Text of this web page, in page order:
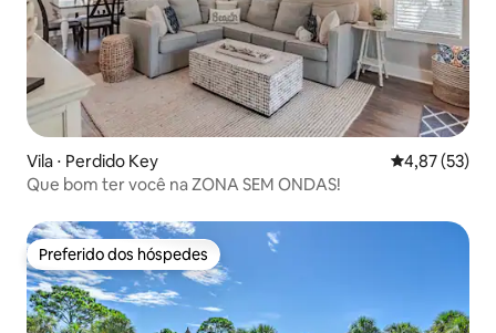
Vila ⋅ Perdido Key 4,87 de uma
4,87 (53)
Que bom ter você na ZONA SEM ONDAS!
Preferido dos hóspedes
Preferido dos hóspedes